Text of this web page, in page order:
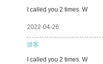
I called you 2 times. W
2022-04-26
游客
I called you 2 times. W